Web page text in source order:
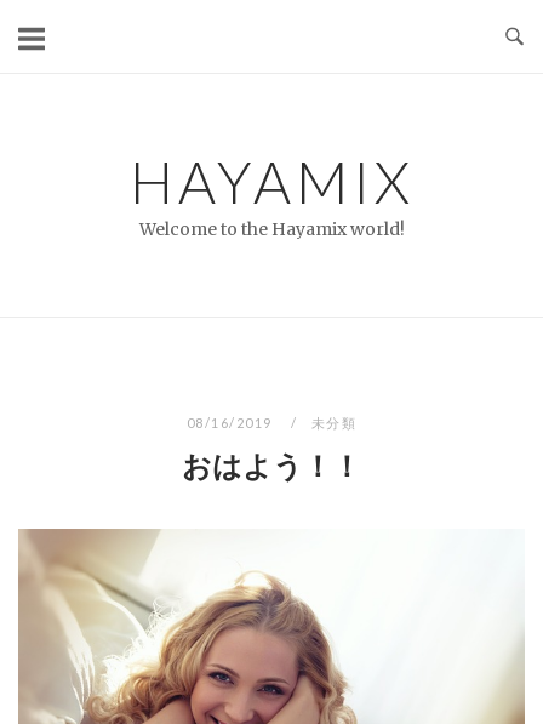
HAYAMIX
Welcome to the Hayamix world!
08/16/2019 未分類
おはよう！！